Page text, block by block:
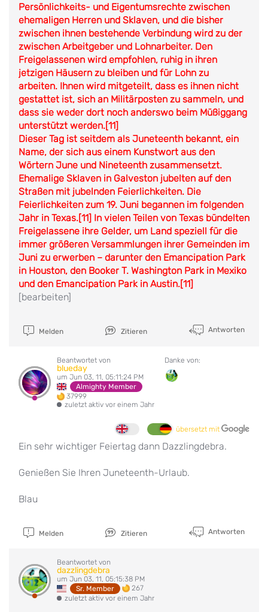
Persönlichkeits- und Eigentumsrechte zwischen
ehemaligen Herren und Sklaven, und die bisher
zwischen ihnen bestehende Verbindung wird zu der
zwischen Arbeitgeber und Lohnarbeiter. Den
Freigelassenen wird empfohlen, ruhig in ihren
jetzigen Häusern zu bleiben und für Lohn zu
arbeiten. Ihnen wird mitgeteilt, dass es ihnen nicht
gestattet ist, sich an Militärposten zu sammeln, und
dass sie weder dort noch anderswo beim Müßiggang
unterstützt werden.[11]
Dieser Tag ist seitdem als Juneteenth bekannt, ein
Name, der sich aus einem Kunstwort aus den
Wörtern June und Nineteenth zusammensetzt.
Ehemalige Sklaven in Galveston jubelten auf den
Straßen mit jubelnden Feierlichkeiten. Die
Feierlichkeiten zum 19. Juni begannen im folgenden
Jahr in Texas.[11] In vielen Teilen von Texas bündelten
Freigelassene ihre Gelder, um Land speziell für die
immer größeren Versammlungen ihrer Gemeinden im
Juni zu erwerben – darunter den Emancipation Park
in Houston, den Booker T. Washington Park in Mexiko
und den Emancipation Park in Austin.[11]
[bearbeiten]
Melden Zitieren Antworten
Beantwortet von
blueday
um Jun 03, 11, 05:11:24 PM
Almighty Member
37999
zuletzt aktiv vor einem Jahr
Danke von:
übersetzt mit
Ein sehr wichtiger Feiertag dann Dazzlingdebra.
Genießen Sie Ihren Juneteenth-Urlaub.
Blau
Melden Zitieren Antworten
Beantwortet von
dazzlingdebra
um Jun 03, 11, 05:15:38 PM
Sr. Member
267
zuletzt aktiv vor einem Jahr